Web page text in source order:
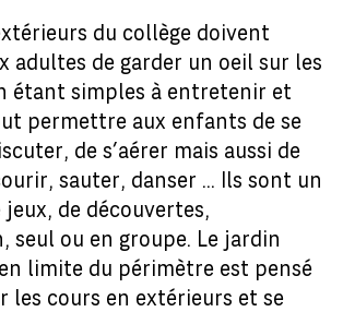
du collège doivent
adultes de garder un oeil sur les
étant simples à entretenir et
permettre aux enfants de se
de s’aérer mais aussi de
sauter, danser ... Ils sont un
jeux, de découvertes,
seul ou en groupe. Le jardin
limite du périmètre est pensé
les cours en extérieurs et se